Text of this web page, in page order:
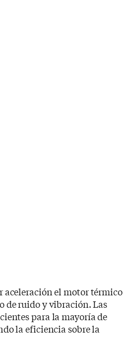
aceleración el motor térmico
de ruido y vibración. Las
para la mayoría de
la eficiencia sobre la